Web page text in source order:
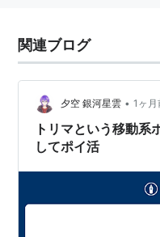
関連ブログ
夕空 銀河星雲 • 1ヶ月
トリマという移動系
してポイ活